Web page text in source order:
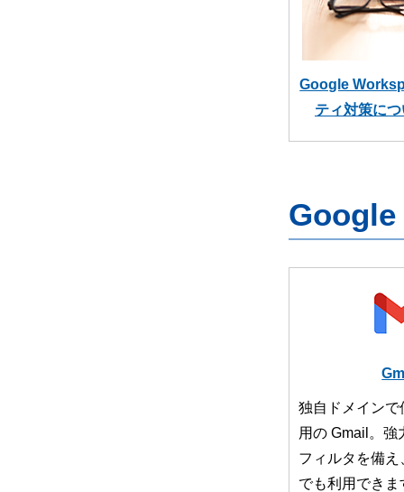
Google
ティ対策に
Google
独自ドメイン
用の Gmail。強
フィルタを備
でも利用できま